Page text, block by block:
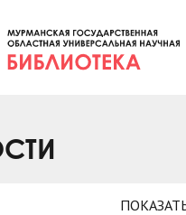
«Гиря и сельдерей»
«Семейный архив»